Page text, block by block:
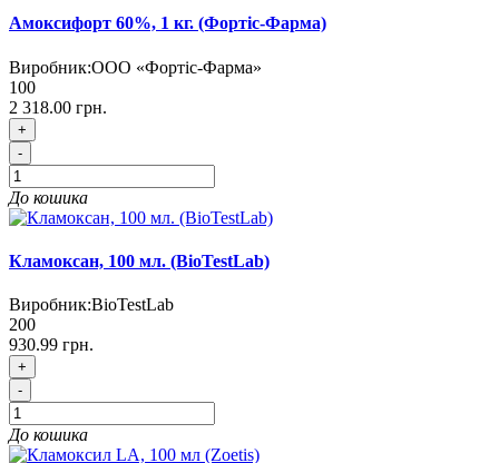
Амоксифорт 60%, 1 кг. (Фортіс-Фарма)
Виробник:ООО «Фортіс-Фарма»
100
2 318.00 грн.
+
-
До кошика
Кламоксан, 100 мл. (BioTestLab)
Виробник:BioTestLab
200
930.99 грн.
+
-
До кошика